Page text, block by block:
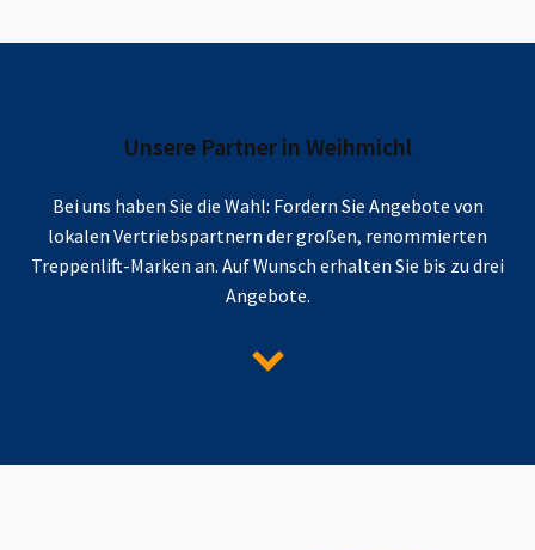
Unsere Partner in Weihmichl
Bei uns haben Sie die Wahl: Fordern Sie Angebote von
lokalen Vertriebspartnern der großen, renommierten
Treppenlift-Marken an. Auf Wunsch erhalten Sie bis zu drei
Angebote.